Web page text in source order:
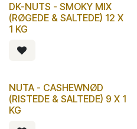
DK-NUTS - SMOKY MIX
(RØGEDE & SALTEDE) 12 X
1 KG
NUTA - CASHEWNØD
(RISTEDE & SALTEDE) 9 X 1
KG